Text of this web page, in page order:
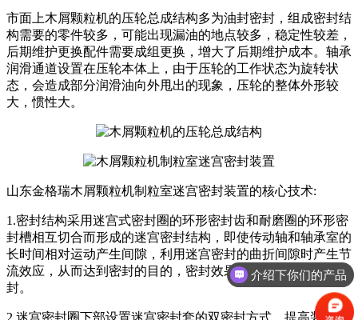
市面上木屑颗粒机的压轮总成结构多为油封密封，组成密封结
构需要的零件较多，可能出现漏油的地点较多，稳定性较差，
后期维护更换配件需要成组更换，增大了后期维护成本。轴承
润滑通道设置在压轮本体上，由于压轮的工作状态为旋转状
态，会造成部分润滑油向外甩出的现象，压轮的整体外形较
大，惯性大。
山东金格瑞木屑颗粒机制粒室迷宫密封装置的核心技术:
1.密封结构采用迷宫式密封圈的环形密封齿和耐磨圈的环形密
封槽相互切合而形成的迷宫密封结构，即使传动轴和轴承室的
长时间相对运动产生间隙，利用迷宫密封的曲折间隙时产生节
流效应，从而达到密封的目的，密封效果优于传统的橡胶垫密
封。
2.迷宫密封圈下部设置迷宫密封套的双密封方式，提高装置密
介绍下你们的产品